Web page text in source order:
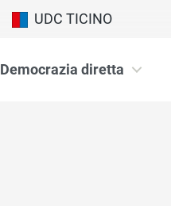
UDC TICINO
Democrazia diretta